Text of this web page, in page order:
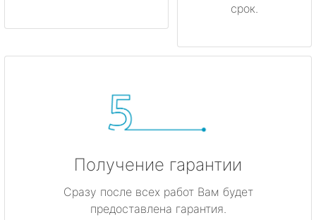
срок.
Получение гарантии
Сразу после всех работ Вам будет
предоставлена гарантия.